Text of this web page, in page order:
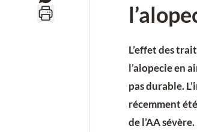
L’effet des
l’alopecie en
pas durable.
récemment
de l’AA